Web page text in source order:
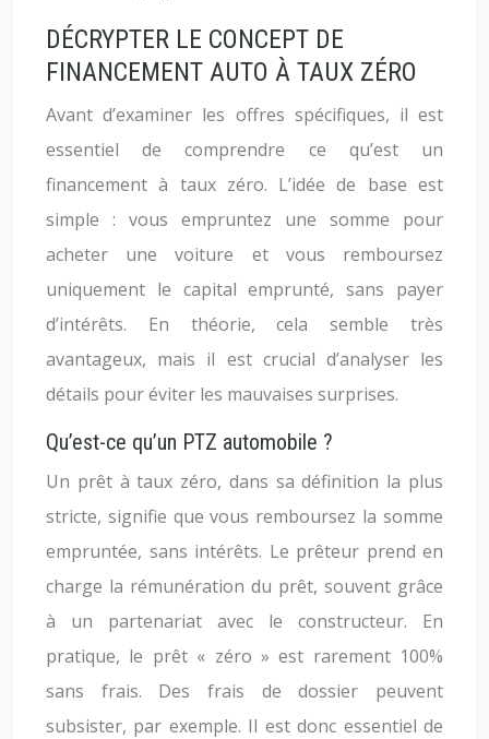
DÉCRYPTER LE CONCEPT DE
FINANCEMENT AUTO À TAUX ZÉRO
Avant d’examiner les offres spécifiques, il est
essentiel de comprendre ce qu’est un
financement à taux zéro. L’idée de base est
simple : vous empruntez une somme pour
acheter une voiture et vous remboursez
uniquement le capital emprunté, sans payer
d’intérêts. En théorie, cela semble très
avantageux, mais il est crucial d’analyser les
détails pour éviter les mauvaises surprises.
Qu’est-ce qu’un PTZ automobile ?
Un prêt à taux zéro, dans sa définition la plus
stricte, signifie que vous remboursez la somme
empruntée, sans intérêts. Le prêteur prend en
charge la rémunération du prêt, souvent grâce
à un partenariat avec le constructeur. En
pratique, le prêt « zéro » est rarement 100%
sans frais. Des frais de dossier peuvent
subsister, par exemple. Il est donc essentiel de